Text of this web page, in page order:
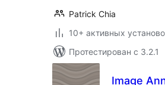
Patrick Chia
10+ активных
Протестирован с 3.2.1
Image